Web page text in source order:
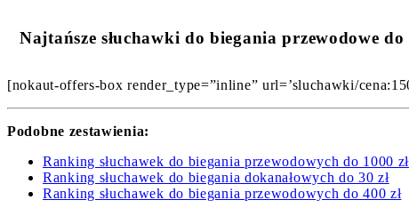
Najtańsze słuchawki do biegania przewodowe
[nokaut-offers-box render_type=”inline” url=’sluchawki/
Podobne zestawienia:
Ranking słuchawek do biegania przewodowych do 1000 zł
Ranking słuchawek do biegania dokanałowych do 30 zł
Ranking słuchawek do biegania przewodowych do 400 zł